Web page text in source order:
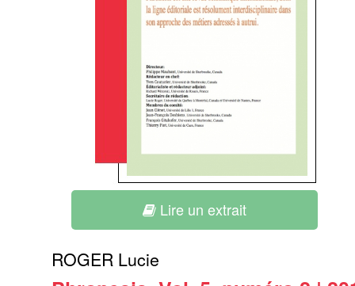
Lire un extrait
ROGER Lucie